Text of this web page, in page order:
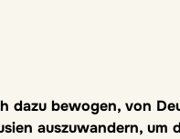
dazu bewogen, von
auszuwandern, um